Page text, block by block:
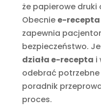
że papierowe druki
Obecnie e-recepta
zapewnia
bezpieczeństwo.
działa e-recepta i
odebrać
poradnik
proces.